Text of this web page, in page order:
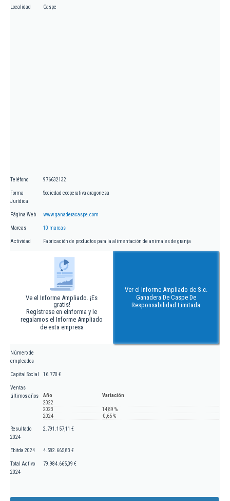
Localidad Caspe
Teléfono 976632132
Forma
Jurídica
Sociedad cooperativa aragonesa
Página Web www.ganaderacaspe.com
Marcas 10 marcas
Actividad Fabricación de productos para la alimentación de animales de granja
Ve el Informe Ampliado. ¡Es
gratis!
Regístrese en eInforma y le
regalamos el Informe Ampliado
de esta empresa
Ver el Informe Ampliado de S.c.
Ganadera De Caspe De
Responsabilidad Limitada
Número de
empleados
Capital Social 16.770 €
Ventas
últimos años
Año
Variación
2022
2023
14,89 %
2024
-0,65 %
Resultado
2024
2.791.157,11 €
Ebitda 2024 4.582.665,83 €
Total Activo
2024
79.984.665,09 €